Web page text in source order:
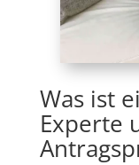
Was ist
Experte